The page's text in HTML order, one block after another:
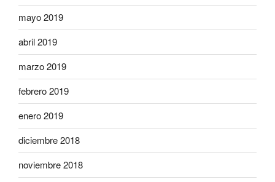
mayo 2019
abril 2019
marzo 2019
febrero 2019
enero 2019
diciembre 2018
noviembre 2018